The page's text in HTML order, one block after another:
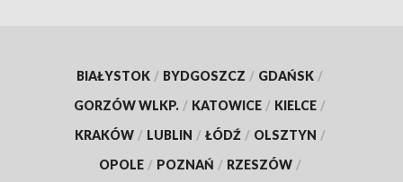
BIAŁYSTOK / BYDGOSZCZ / GDAŃSK /
GORZÓW WLKP. / KATOWICE / KIELCE /
KRAKÓW / LUBLIN / ŁÓDŹ / OLSZTYN /
OPOLE / POZNAŃ / RZESZÓW /